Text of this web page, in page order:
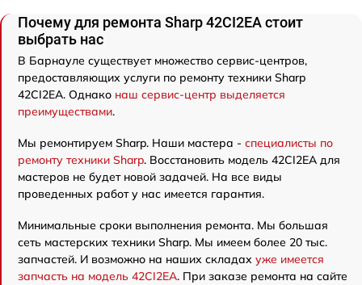
Почему для ремонта Sharp 42CI2EA стоит
выбрать нас
В Барнауле существует множество сервис-центров,
предоставляющих услуги по ремонту техники Sharp
42CI2EA. Однако наш сервис-центр выделяется
преимуществами.
Мы ремонтируем Sharp. Наши мастера - специалисты по
ремонту техники Sharp. Восстановить модель 42CI2EA для
мастеров не будет новой задачей. На все виды
проведенных работ у нас имеется гарантия.
Минимальные сроки выполнения ремонта. Мы большая
сеть мастерских техники Sharp. Мы имеем более 20 тыс.
запчастей. И возможно на наших складах уже имеется
запчасть на модель 42CI2EA. При заказе ремонта на сайте